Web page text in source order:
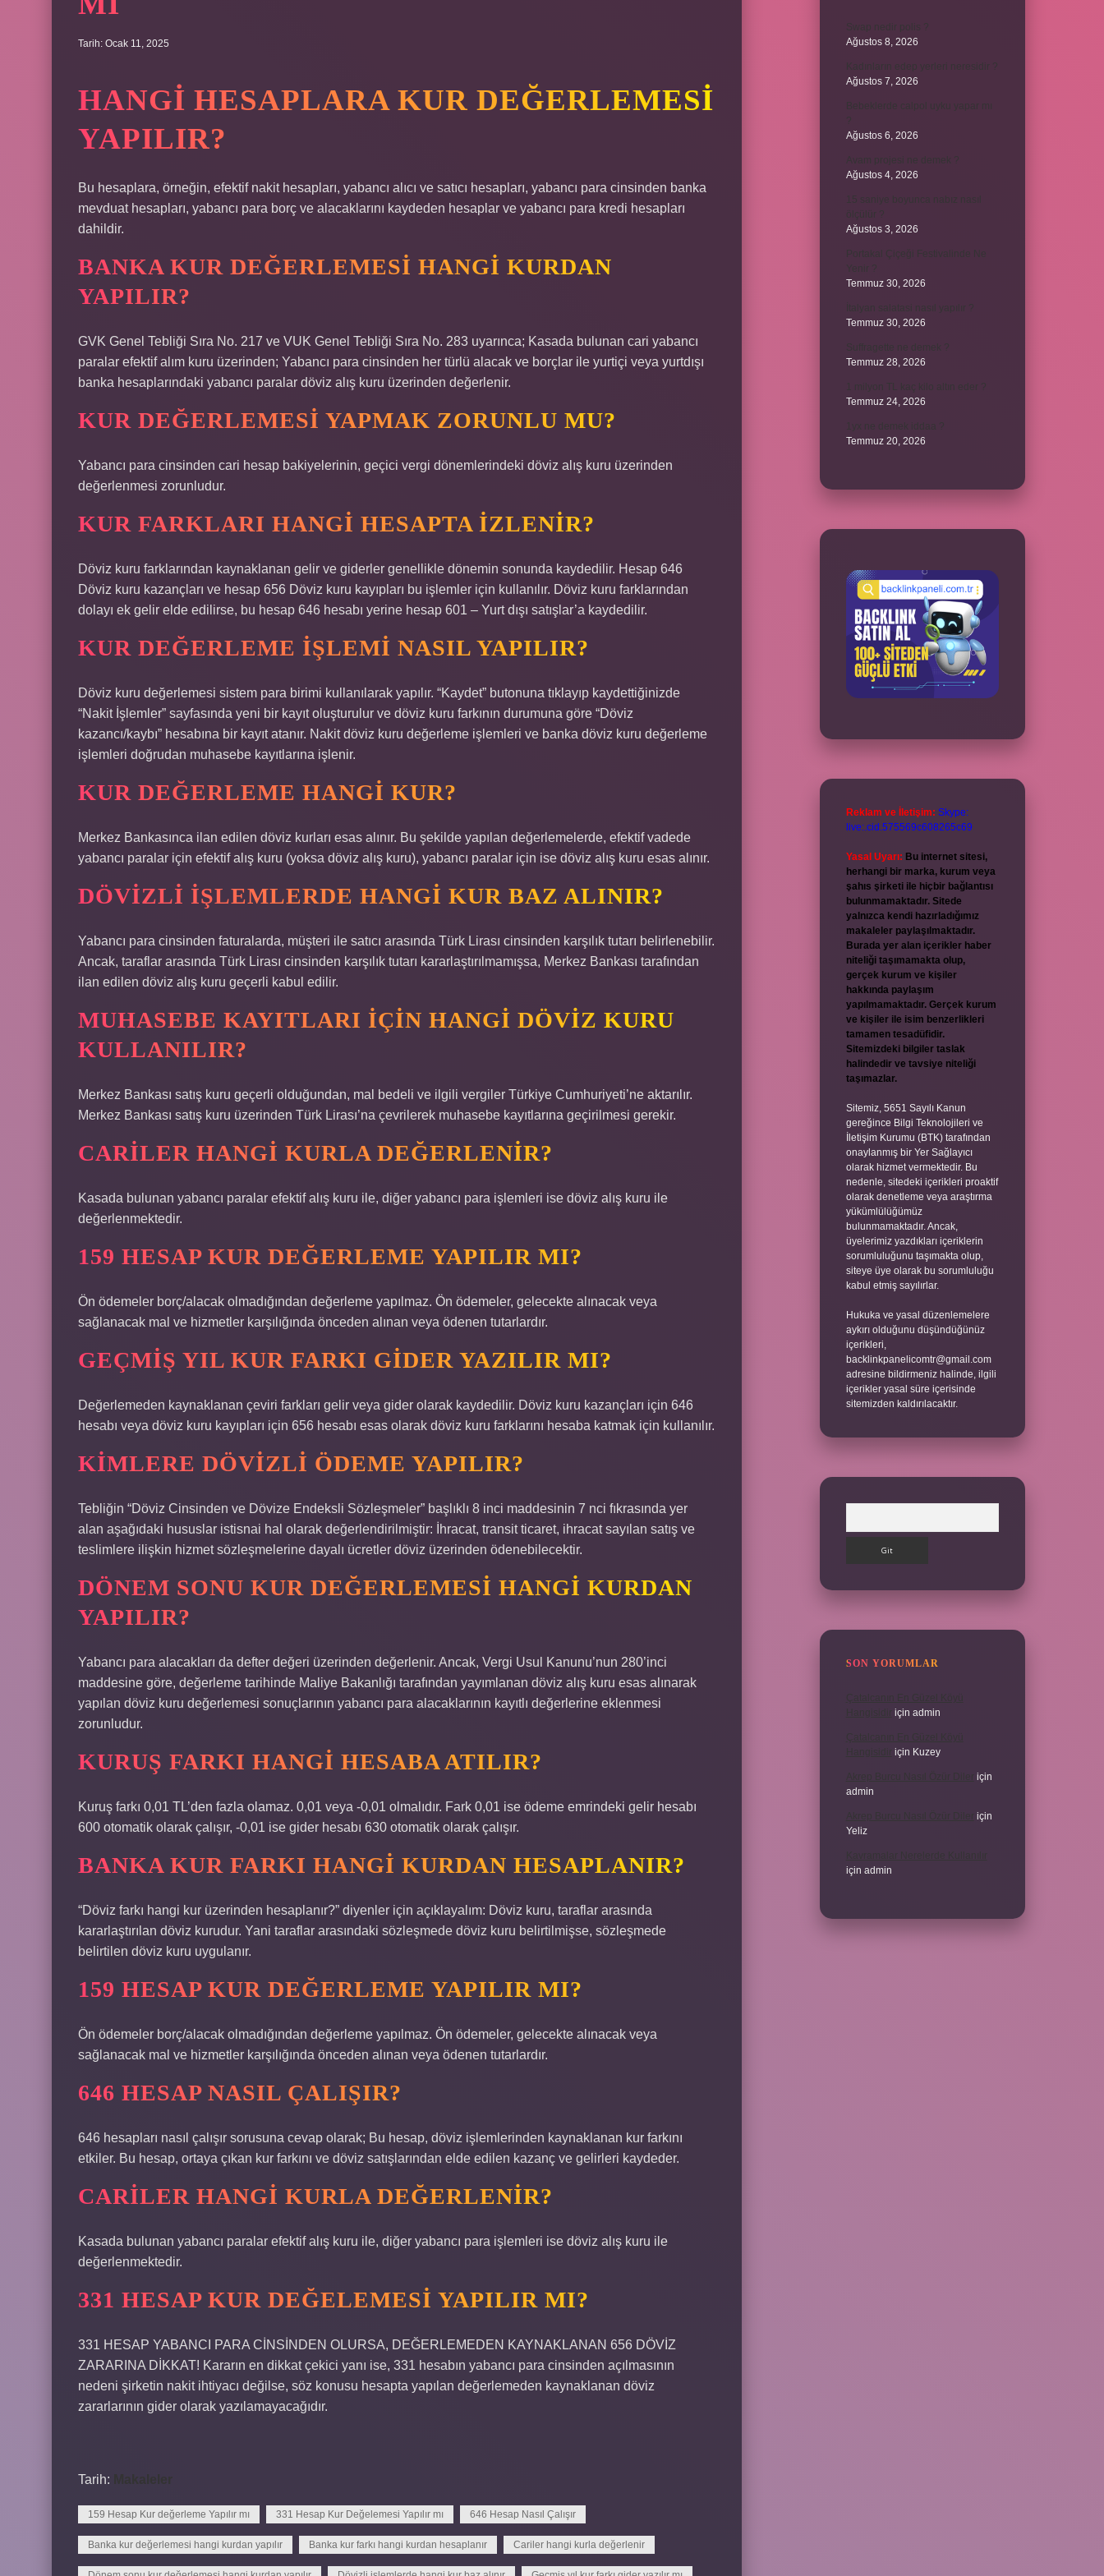
Tarih: Ocak 11, 2025
HANGI HESAPLARA KUR DEĞERLEMESI
YAPILIR?
Bu hesaplara, örneğin, efektif nakit hesapları, yabancı alıcı ve satıcı hesapları, yabancı para cinsinden banka
mevduat hesapları, yabancı para borç ve alacaklarını kaydeden hesaplar ve yabancı para kredi hesapları
dahildir.
BANKA KUR DEĞERLEMESI HANGI KURDAN
YAPILIR?
GVK Genel Tebliği Sıra No. 217 ve VUK Genel Tebliği Sıra No. 283 uyarınca; Kasada bulunan cari yabancı
paralar efektif alım kuru üzerinden; Yabancı para cinsinden her türlü alacak ve borçlar ile yurtiçi veya yurtdışı
banka hesaplarındaki yabancı paralar döviz alış kuru üzerinden değerlenir.
KUR DEĞERLEMESI YAPMAK ZORUNLU MU?
Yabancı para cinsinden cari hesap bakiyelerinin, geçici vergi dönemlerindeki döviz alış kuru üzerinden
değerlenmesi zorunludur.
KUR FARKLARI HANGI HESAPTA IZLENIR?
Döviz kuru farklarından kaynaklanan gelir ve giderler genellikle dönemin sonunda kaydedilir. Hesap 646
Döviz kuru kazançları ve hesap 656 Döviz kuru kayıpları bu işlemler için kullanılır. Döviz kuru farklarından
dolayı ek gelir elde edilirse, bu hesap 646 hesabı yerine hesap 601 – Yurt dışı satışlar’a kaydedilir.
KUR DEĞERLEME IŞLEMI NASIL YAPILIR?
Döviz kuru değerlemesi sistem para birimi kullanılarak yapılır. “Kaydet” butonuna tıklayıp kaydettiğinizde
“Nakit İşlemler” sayfasında yeni bir kayıt oluşturulur ve döviz kuru farkının durumuna göre “Döviz
kazancı/kaybı” hesabına bir kayıt atanır. Nakit döviz kuru değerleme işlemleri ve banka döviz kuru değerleme
işlemleri doğrudan muhasebe kayıtlarına işlenir.
KUR DEĞERLEME HANGI KUR?
Merkez Bankasınca ilan edilen döviz kurları esas alınır. Bu şekilde yapılan değerlemelerde, efektif vadede
yabancı paralar için efektif alış kuru (yoksa döviz alış kuru), yabancı paralar için ise döviz alış kuru esas alınır.
DÖVIZLI IŞLEMLERDE HANGI KUR BAZ ALINIR?
Yabancı para cinsinden faturalarda, müşteri ile satıcı arasında Türk Lirası cinsinden karşılık tutarı belirlenebilir.
Ancak, taraflar arasında Türk Lirası cinsinden karşılık tutarı kararlaştırılmamışsa, Merkez Bankası tarafından
ilan edilen döviz alış kuru geçerli kabul edilir.
MUHASEBE KAYITLARI IÇIN HANGI DÖVIZ KURU
KULLANILIR?
Merkez Bankası satış kuru geçerli olduğundan, mal bedeli ve ilgili vergiler Türkiye Cumhuriyeti’ne aktarılır.
Merkez Bankası satış kuru üzerinden Türk Lirası’na çevrilerek muhasebe kayıtlarına geçirilmesi gerekir.
CARILER HANGI KURLA DEĞERLENIR?
Kasada bulunan yabancı paralar efektif alış kuru ile, diğer yabancı para işlemleri ise döviz alış kuru ile
değerlenmektedir.
159 HESAP KUR DEĞERLEME YAPILIR MI?
Ön ödemeler borç/alacak olmadığından değerleme yapılmaz. Ön ödemeler, gelecekte alınacak veya
sağlanacak mal ve hizmetler karşılığında önceden alınan veya ödenen tutarlardır.
GEÇMIŞ YIL KUR FARKI GIDER YAZILIR MI?
Değerlemeden kaynaklanan çeviri farkları gelir veya gider olarak kaydedilir. Döviz kuru kazançları için 646
hesabı veya döviz kuru kayıpları için 656 hesabı esas olarak döviz kuru farklarını hesaba katmak için kullanılır.
KIMLERE DÖVIZLI ÖDEME YAPILIR?
Tebliğin “Döviz Cinsinden ve Dövize Endeksli Sözleşmeler” başlıklı 8 inci maddesinin 7 nci fıkrasında yer
alan aşağıdaki hususlar istisnai hal olarak değerlendirilmiştir: İhracat, transit ticaret, ihracat sayılan satış ve
teslimlere ilişkin hizmet sözleşmelerine dayalı ücretler döviz üzerinden ödenebilecektir.
DÖNEM SONU KUR DEĞERLEMESI HANGI KURDAN
YAPILIR?
Yabancı para alacakları da defter değeri üzerinden değerlenir. Ancak, Vergi Usul Kanunu’nun 280’inci
maddesine göre, değerleme tarihinde Maliye Bakanlığı tarafından yayımlanan döviz alış kuru esas alınarak
yapılan döviz kuru değerlemesi sonuçlarının yabancı para alacaklarının kayıtlı değerlerine eklenmesi
zorunludur.
KURUŞ FARKI HANGI HESABA ATILIR?
Kuruş farkı 0,01 TL’den fazla olamaz. 0,01 veya -0,01 olmalıdır. Fark 0,01 ise ödeme emrindeki gelir hesabı
600 otomatik olarak çalışır, -0,01 ise gider hesabı 630 otomatik olarak çalışır.
BANKA KUR FARKI HANGI KURDAN HESAPLANIR?
“Döviz farkı hangi kur üzerinden hesaplanır?” diyenler için açıklayalım: Döviz kuru, taraflar arasında
kararlaştırılan döviz kurudur. Yani taraflar arasındaki sözleşmede döviz kuru belirtilmişse, sözleşmede
belirtilen döviz kuru uygulanır.
159 HESAP KUR DEĞERLEME YAPILIR MI?
Ön ödemeler borç/alacak olmadığından değerleme yapılmaz. Ön ödemeler, gelecekte alınacak veya
sağlanacak mal ve hizmetler karşılığında önceden alınan veya ödenen tutarlardır.
646 HESAP NASIL ÇALIŞIR?
646 hesapları nasıl çalışır sorusuna cevap olarak; Bu hesap, döviz işlemlerinden kaynaklanan kur farkını
etkiler. Bu hesap, ortaya çıkan kur farkını ve döviz satışlarından elde edilen kazanç ve gelirleri kaydeder.
CARILER HANGI KURLA DEĞERLENIR?
Kasada bulunan yabancı paralar efektif alış kuru ile, diğer yabancı para işlemleri ise döviz alış kuru ile
değerlenmektedir.
331 HESAP KUR DEĞELEMESI YAPILIR MI?
331 HESAP YABANCI PARA CİNSİNDEN OLURSA, DEĞERLEMEDEN KAYNAKLANAN 656 DÖVİZ
ZARARINA DİKKAT! Kararın en dikkat çekici yanı ise, 331 hesabın yabancı para cinsinden açılmasının
nedeni şirketin nakit ihtiyacı değilse, söz konusu hesapta yapılan değerlemeden kaynaklanan döviz
zararlarının gider olarak yazılamayacağıdır.
Tarih: Makaleler
159 Hesap Kur değerleme Yapılır mı 331 Hesap Kur Değelemesi Yapılır mı 646 Hesap Nasıl Çalışır
Banka kur değerlemesi hangi kurdan yapılır Banka kur farkı hangi kurdan hesaplanır Cariler hangi kurla değerlenir
Swap nedir polis ?
Ağustos 8, 2026
Kadınların edep yerleri neresidir ?
Ağustos 7, 2026
Bebeklerde calpol uyku yapar mı
Ağustos 6, 2026
Avam projesi ne demek ?
Ağustos 4, 2026
15 saniye boyunca nabız nasıl
Ağustos 3, 2026
Temmuz 30, 2026
İtalyan salatasi nasıl yapılır ?
Temmuz 30, 2026
Temmuz 28, 2026
Temmuz 24, 2026
Temmuz 20, 2026
Reklam ve İletişim: Skype:
live:.cid.575569c608265c69
Yasal Uyarı: Bu internet sitesi,
herhangi bir marka, kurum veya
şahıs şirketi ile hiçbir bağlantısı
bulunmamaktadır. Sitede
yalnızca kendi hazırladığımız
makaleler paylaşılmaktadır.
Burada yer alan içerikler haber
niteliği taşımamakta olup,
gerçek kurum ve kişiler
hakkında paylaşım
yapılmamaktadır. Gerçek kurum
ve kişiler ile isim benzerlikleri
tamamen tesadüfidir.
Sitemizdeki bilgiler taslak
halindedir ve tavsiye niteliği
taşımazlar.
Sitemiz, 5651 Sayılı Kanun
gereğince Bilgi Teknolojileri ve
İletişim Kurumu (BTK) tarafından
onaylanmış bir Yer Sağlayıcı
olarak hizmet vermektedir. Bu
nedenle, sitedeki içerikleri proaktif
olarak denetleme veya araştırma
yükümlülüğümüz
bulunmamaktadır. Ancak,
üyelerimiz yazdıkları içeriklerin
sorumluluğunu taşımakta olup,
siteye üye olarak bu sorumluluğu
kabul etmiş sayılırlar.
Hukuka ve yasal düzenlemelere
aykırı olduğunu düşündüğünüz
içerikleri,
backlinkpanelicomtr@gmail.com
adresine bildirmeniz halinde, ilgili
içerikler yasal süre içerisinde
sitemizden kaldırılacaktır.
SON YORUMLAR
için admin
için Kuzey
için
admin
için
Yeliz
için admin